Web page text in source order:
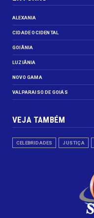
ALEXANIA
CIDADE OCIDENTAL
GOIÂNIA
LUZIÂNIA
NOVO GAMA
VALPARAISO DE GOIÁS
VEJA TAMBÉM
CELEBRIDADES JUSTIÇA